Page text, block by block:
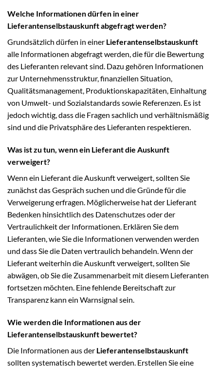
Welche Informationen dürfen in einer
Lieferantenselbstauskunft abgefragt werden?
Grundsätzlich dürfen in einer Lieferantenselbstauskunft
alle Informationen abgefragt werden, die für die Bewertung
des Lieferanten relevant sind. Dazu gehören Informationen
zur Unternehmensstruktur, finanziellen Situation,
Qualitätsmanagement, Produktionskapazitäten, Einhaltung
von Umwelt- und Sozialstandards sowie Referenzen. Es ist
jedoch wichtig, dass die Fragen sachlich und verhältnismäßig
sind und die Privatsphäre des Lieferanten respektieren.
Was ist zu tun, wenn ein Lieferant die Auskunft
verweigert?
Wenn ein Lieferant die Auskunft verweigert, sollten Sie
zunächst das Gespräch suchen und die Gründe für die
Verweigerung erfragen. Möglicherweise hat der Lieferant
Bedenken hinsichtlich des Datenschutzes oder der
Vertraulichkeit der Informationen. Erklären Sie dem
Lieferanten, wie Sie die Informationen verwenden werden
und dass Sie die Daten vertraulich behandeln. Wenn der
Lieferant weiterhin die Auskunft verweigert, sollten Sie
abwägen, ob Sie die Zusammenarbeit mit diesem Lieferanten
fortsetzen möchten. Eine fehlende Bereitschaft zur
Transparenz kann ein Warnsignal sein.
Wie werden die Informationen aus der
Lieferantenselbstauskunft bewertet?
Die Informationen aus der Lieferantenselbstauskunft
sollten systematisch bewertet werden. Erstellen Sie eine